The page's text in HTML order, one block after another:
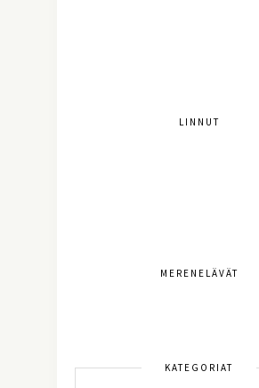
LINNUT
MERENELÄVÄT
KATEGORIAT